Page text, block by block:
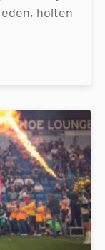
holten